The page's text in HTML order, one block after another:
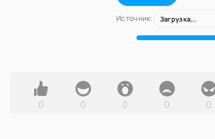
Источник: Загрузка...
0 0 0 0 0